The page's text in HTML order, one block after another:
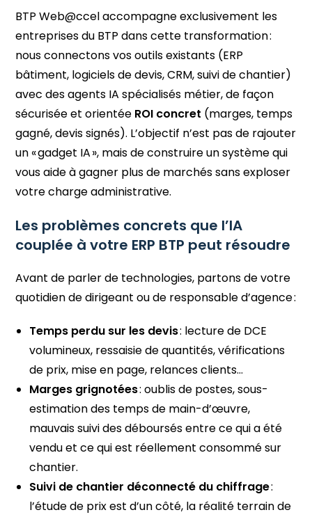
BTP Web@ccel accompagne exclusivement les
entreprises du BTP dans cette transformation :
nous connectons vos outils existants (ERP
bâtiment, logiciels de devis, CRM, suivi de chantier)
avec des agents IA spécialisés métier, de façon
sécurisée et orientée ROI concret (marges, temps
gagné, devis signés). L’objectif n’est pas de rajouter
un « gadget IA », mais de construire un système qui
vous aide à gagner plus de marchés sans exploser
votre charge administrative.
Les problèmes concrets que l’IA
couplée à votre ERP BTP peut résoudre
Avant de parler de technologies, partons de votre
quotidien de dirigeant ou de responsable d’agence :
Temps perdu sur les devis: lecture de DCE
volumineux, ressaisie de quantités, vérifications
de prix, mise en page, relances clients…
Marges grignotées: oublis de postes, sous-
estimation des temps de main-d’œuvre,
mauvais suivi des déboursés entre ce qui a été
vendu et ce qui est réellement consommé sur
chantier.
Suivi de chantier déconnecté du chiffrage:
l’étude de prix est d’un côté, la réalité terrain de